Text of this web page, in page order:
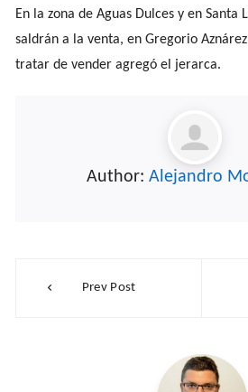
En la zona de Aguas Dulces y en Santa
saldrán a la venta, en Gregorio
tratar de vender agregó el jerarca.
Author: Alejandro
Prev Post